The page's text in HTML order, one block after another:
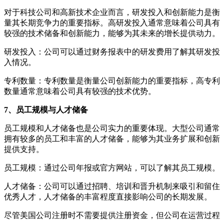
对于科技公司和高新技术企业而言，研发投入和创新能力是衡
量其长期竞争力的重要指标。高研发投入通常意味着公司具有
较强的技术储备和创新能力，能够为其未来的增长提供动力。
研发投入：公司可以通过财务报表中的研发费用了解其研发投
入情况。
专利数量：专利数量是衡量公司创新能力的重要指标，高专利
数量通常意味着公司具有较强的技术优势。
7、员工规模与人才储备
员工规模和人才储备也是公司实力的重要体现。大型公司通常
拥有较多的员工和丰富的人才储备，能够为其业务扩展和创新
提供支持。
员工规模：通过公司年报或官方网站，可以了解其员工规模。
人才储备：公司可以通过招聘、培训和晋升机制来吸引和留住
优秀人才，人才储备的丰富程度直接影响公司的长期发展。
尽管美国公司注册时不需要提供注册资金，但公司在运营过程